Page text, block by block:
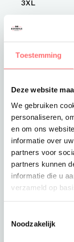
Toestemming
Deze website
We gebruiken
personaliseren,
en om ons
informatie over
partners voor
partners kunnen
informatie die u
verzameld op
Noodzakelijk
3XL
XS
Levertijd
3-4
Gratis
Totaalprijs
€58,50
Stop dit